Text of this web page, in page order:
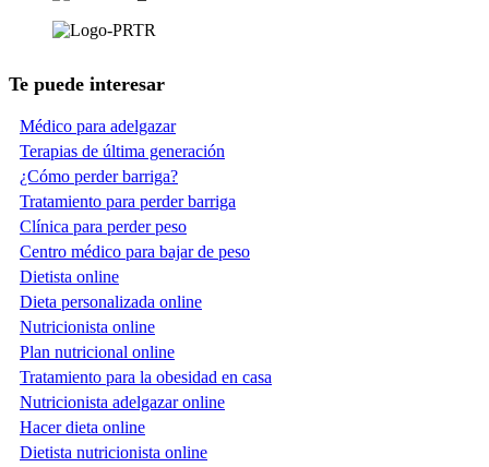
Te puede interesar
Médico para adelgazar
Terapias de última generación
¿Cómo perder barriga?
Tratamiento para perder barriga
Clínica para perder peso
Centro médico para bajar de peso
Dietista online
Dieta personalizada online
Nutricionista online
Plan nutricional online
Tratamiento para la obesidad en casa
Nutricionista adelgazar online
Hacer dieta online
Dietista nutricionista online